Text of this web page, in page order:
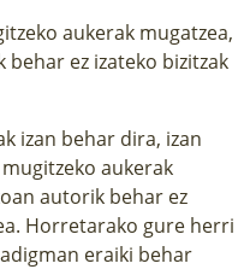
aukerak mugatzea,
ez izateko bizitzak
izan behar dira, izan
aukerak
autorik behar ez
Horretarako gure herri
eraiki behar